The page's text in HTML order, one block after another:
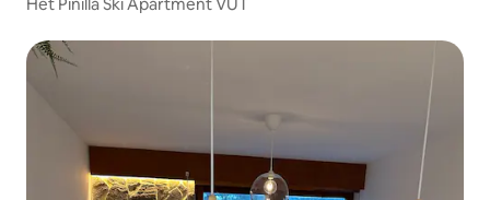
Het Pinilla Ski Apartment VUT